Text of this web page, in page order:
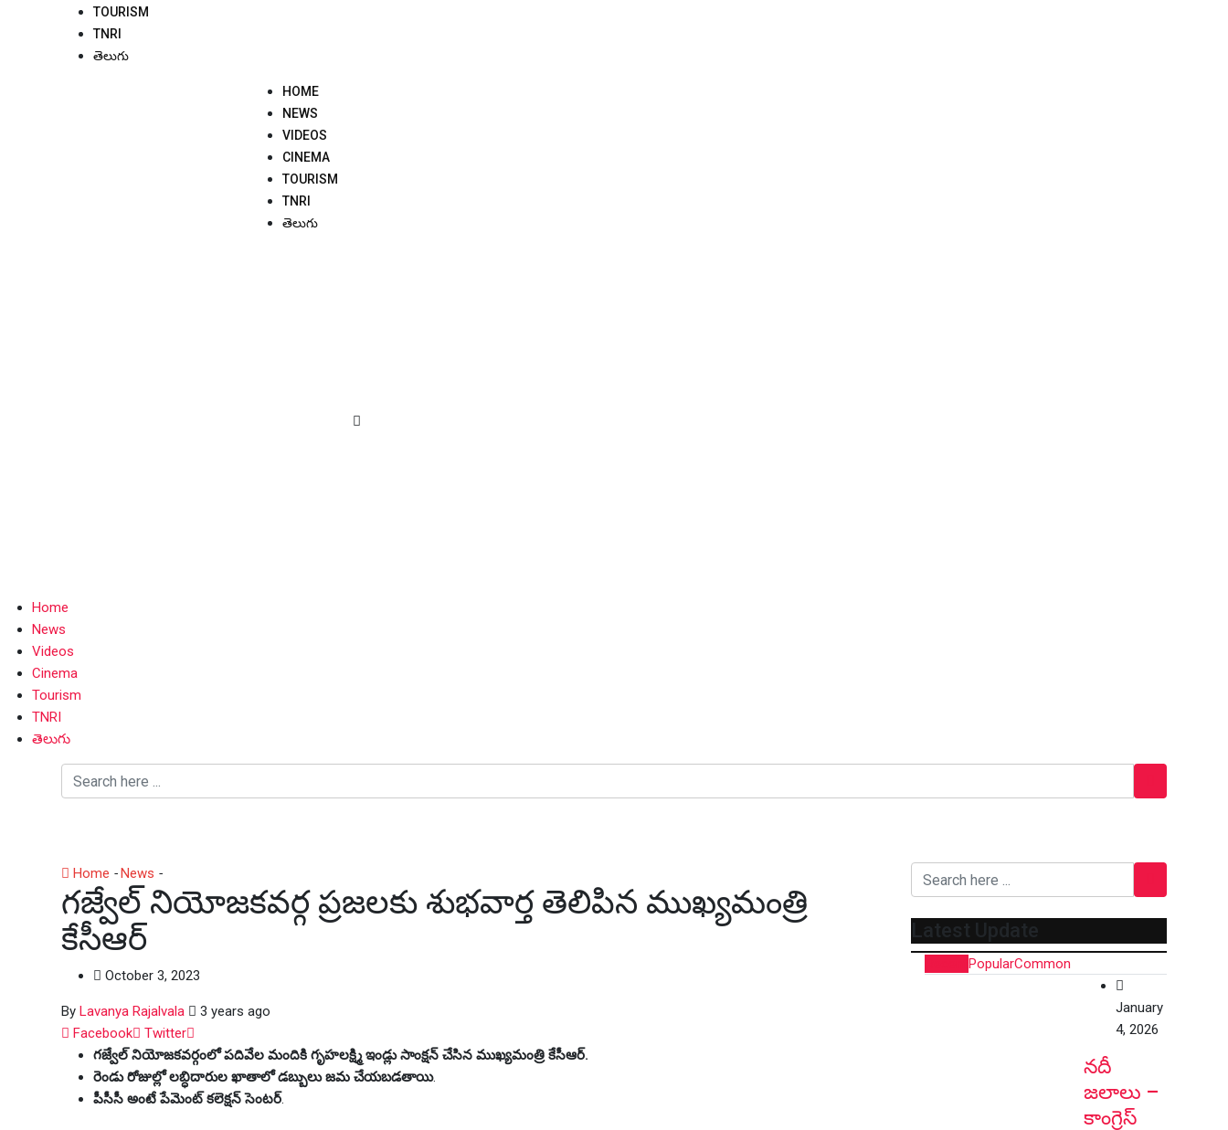
TOURISM
TNRI
తెలుగు
HOME
NEWS
VIDEOS
CINEMA
TOURISM
TNRI
తెలుగు
Home
News
Videos
Cinema
Tourism
TNRI
తెలుగు
Home - News -
గజ్వేల్ నియోజకవర్గ ప్రజలకు శుభవార్త తెలిపిన ముఖ్యమంత్రి
కేసీఆర్
October 3, 2023
By Lavanya Rajalvala
3 years ago
Facebook
Twitter
గజ్వేల్ నియోజకవర్గంలో పదివేల మందికి గృహలక్ష్మి ఇండ్లు సాంక్షన్ చేసిన ముఖ్యమంత్రి కేసీఆర్.
రెండు రోజుల్లో లబ్ధిదారుల ఖాతాలో డబ్బులు జమ చేయబడతాయి.
పీసీసీ అంటే పేమెంట్ కలెక్షన్ సెంటర్.
Latest Update
PopularCommon
January
4, 2026
నదీ
జలాలు –
కాంగ్రెస్